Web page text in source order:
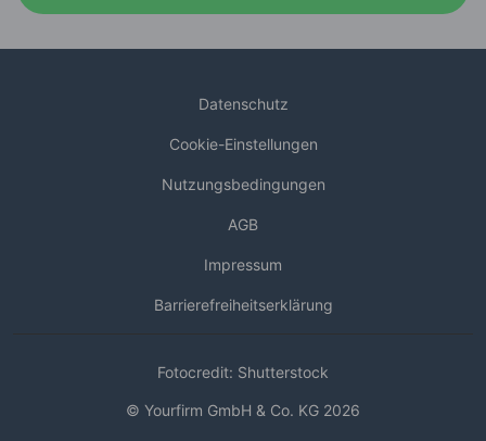
Datenschutz
Cookie-Einstellungen
Nutzungsbedingungen
AGB
Impressum
Barrierefreiheitserklärung
Fotocredit: Shutterstock
© Yourfirm GmbH & Co. KG 2026